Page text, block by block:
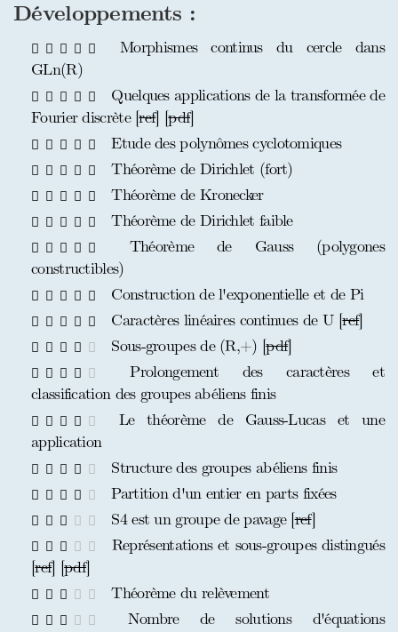
Développements :
Morphismes continus du cercle dans
GLn(R)
Quelques applications de la transformée de
Fourier discrète [ref] [pdf]
Etude des polynômes cyclotomiques
Théorème de Dirichlet (fort)
Théorème de Kronecker
Théorème de Dirichlet faible
Théorème de Gauss (polygones
constructibles)
Construction de l'exponentielle et de Pi
Caractères linéaires continues de U [ref]
Sous-groupes de (R,+) [pdf]
Prolongement des caractères et
classification des groupes abéliens finis
Le théorème de Gauss-Lucas et une
application
Structure des groupes abéliens finis
Partition d'un entier en parts fixées
S4 est un groupe de pavage [ref]
Représentations et sous-groupes distingués
[ref] [pdf]
Théorème du relèvement
Nombre de solutions d'équations